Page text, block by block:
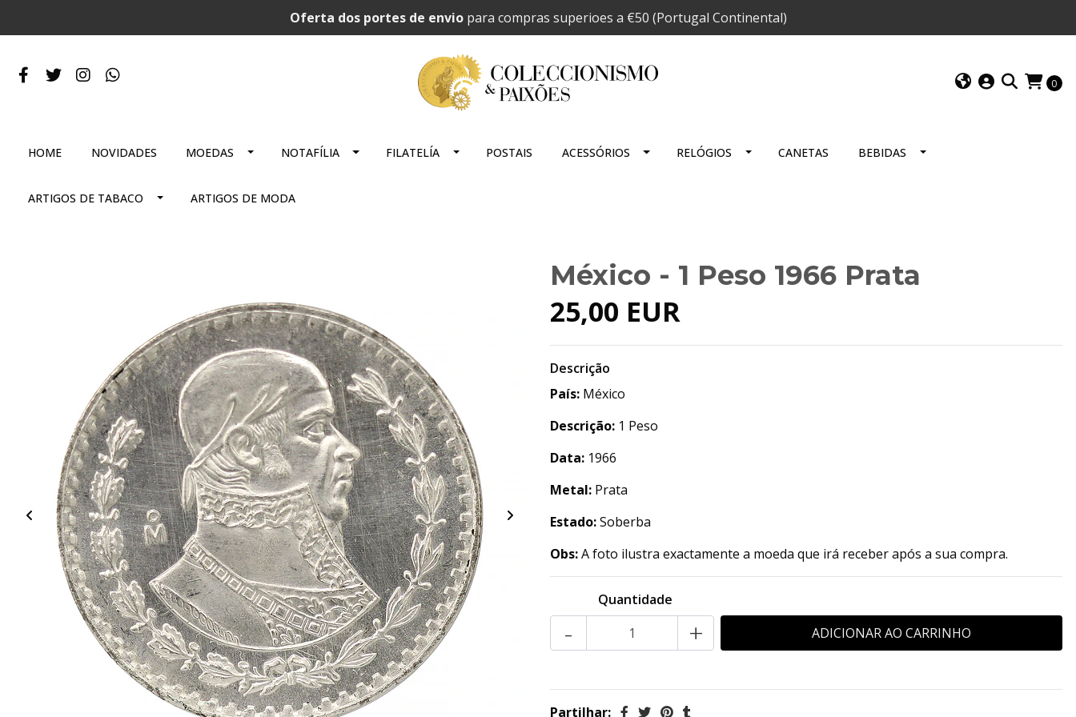
Oferta dos portes de enviopara compras superioes a €50 (Portugal Continental)
0
HOME NOVIDADES MOEDAS NOTAFÍLIA FILATELÍA POSTAIS ACESSÓRIOS RELÓGIOS CANETAS BEBIDAS
ARTIGOS DE TABACO ARTIGOS DE MODA
México - 1 Peso 1966 Prata
25,00 EUR
Descrição
País: México
Descrição: 1 Peso
Data: 1966
Metal: Prata
Estado:Soberba
Obs:A foto ilustra exactamente a moeda que irá receber após a sua compra.
Quantidade
- +
Partilhar: